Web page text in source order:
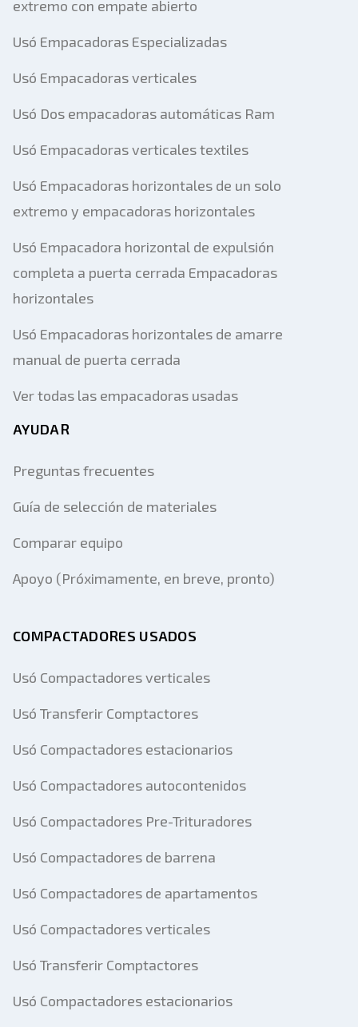
extremo con empate abierto
Usó Empacadoras Especializadas
Usó Empacadoras verticales
Usó Dos empacadoras automáticas Ram
Usó Empacadoras verticales textiles
Usó Empacadoras horizontales de un solo
extremo y empacadoras horizontales
Usó Empacadora horizontal de expulsión
completa a puerta cerrada Empacadoras
horizontales
Usó Empacadoras horizontales de amarre
manual de puerta cerrada
Ver todas las empacadoras usadas
AYUDAR
Preguntas frecuentes
Guía de selección de materiales
Comparar equipo
Apoyo (Próximamente, en breve, pronto)
COMPACTADORES USADOS
Usó Compactadores verticales
Usó Transferir Comptactores
Usó Compactadores estacionarios
Usó Compactadores autocontenidos
Usó Compactadores Pre-Trituradores
Usó Compactadores de barrena
Usó Compactadores de apartamentos
Usó Compactadores verticales
Usó Transferir Comptactores
Usó Compactadores estacionarios